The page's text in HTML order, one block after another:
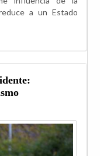
a un Estado